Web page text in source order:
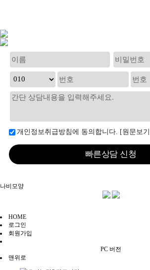
개인정보취급방침에 동의합니다. [원문보
나비모양
본문
HOME
로그인
회원가입
PC 버전
맨위로